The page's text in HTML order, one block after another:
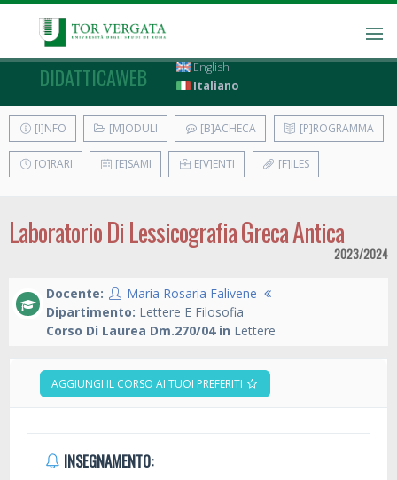
DIDATTICAWEB
English
Italiano
[I]NFO [M]ODULI [B]ACHECA [P]ROGRAMMA
[O]RARI [E]SAMI E[V]ENTI [F]ILES
Laboratorio Di Lessicografia Greca Antica
2023/2024
Docente:
Maria Rosaria Falivene
Dipartimento: Lettere E Filosofia
Corso Di Laurea Dm.270/04 in Lettere
AGGIUNGI IL CORSO AI TUOI PREFERITI
INSEGNAMENTO: